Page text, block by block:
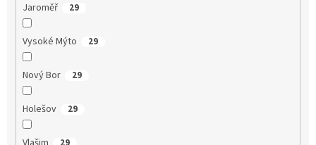
Jaroměř 29
Vysoké Mýto 29
Nový Bor 29
Holešov 29